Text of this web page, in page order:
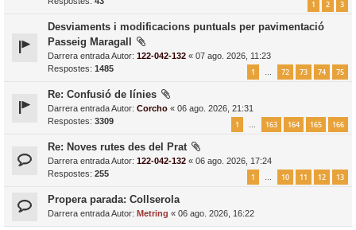
1 2 3
Desviaments i modificacions puntuals per pavimentació
Passeig Maragall
Darrera entrada Autor: 122-042-132 « 07 ago. 2026, 11:23
Respostes: 1485 1 … 72 73 74 75
Re: Confusió de línies
Darrera entrada Autor: Corcho « 06 ago. 2026, 21:31
Respostes: 3309 1 … 163 164 165 166
Re: Noves rutes des del Prat
Darrera entrada Autor: 122-042-132 « 06 ago. 2026, 17:24
Respostes: 255 1 … 10 11 12 13
Propera parada: Collserola
Darrera entrada Autor: Metring « 06 ago. 2026, 16:22